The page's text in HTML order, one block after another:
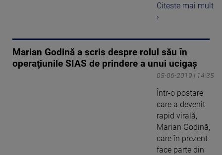
Citeste mai mult
›
Marian Godină a scris despre rolul său în
operaţiunile SIAS de prindere a unui ucigaş
05-06-2019 | 14:35
Într-o postare
care a devenit
rapid virală,
Marian Godină,
care în prezent
face parte din